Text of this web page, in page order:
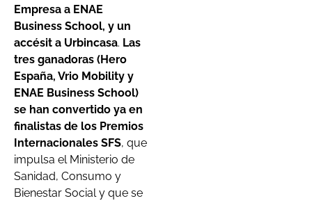
Empresa a ENAE
Business School, y un
accésit a Urbincasa. Las
tres ganadoras (Hero
España, Vrio Mobility y
ENAE Business School)
se han convertido ya en
finalistas de los Premios
Internacionales SFS, que
impulsa el Ministerio de
Sanidad, Consumo y
Bienestar Social y que se